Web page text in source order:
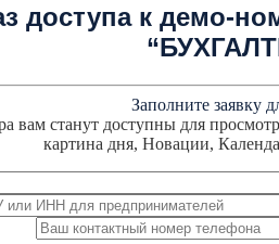
доступа к демо-
Заполните заявку
вам станут доступны для
картина дня, Новации,